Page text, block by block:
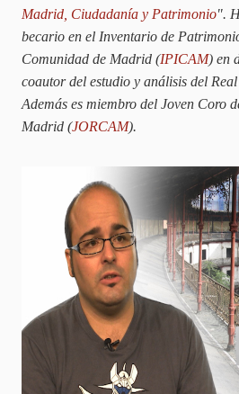
Madrid, Ciudadanía y Patrimonio".
becario en el Inventario de
Comunidad de Madrid (IPICAM) en
coautor del estudio y análisis del
Además es miembro del Joven Coro
Madrid (JORCAM).